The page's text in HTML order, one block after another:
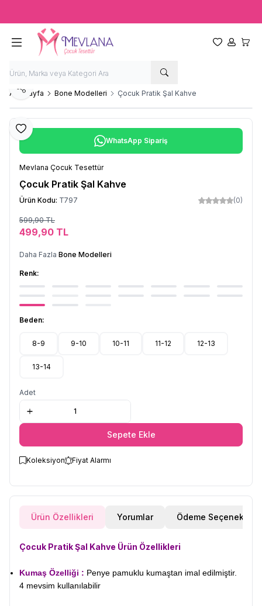
Favorilerim
Hesabım
Ana Sayfa Bone Modelleri Çocuk Pratik Şal Kahve
Favoriye Ekle
Paylaş
WhatsApp Sipariş
Mevlana Çocuk Tesettür
Çocuk Pratik Şal Kahve
Ürün Kodu: T797 (0)
599,90TL
499,90 TL
Daha Fazla Bone Modelleri
Renk:
Beden:
8-9 9-10 10-11 11-12 12-13
13-14
Adet
Sepete Ekle
Koleksiyon Fiyat Alarmı
Ürün Özellikleri Yorumlar Ödeme Seçenekleri
Çocuk Pratik Şal Kahve Ürün Özellikleri
Kumaş Özelliği : Penye pamuklu kumaştan imal edilmiştir.
4 mevsim kullanılabilir